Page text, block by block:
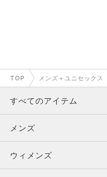
TOP メンズ＋ユニセックス
すべてのアイテム
メンズ
ウィメンズ
メンズ
トップス
ウィメンズ